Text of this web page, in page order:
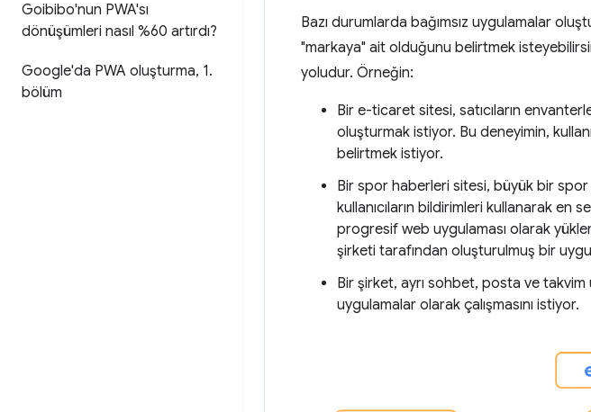
Goibibo'nun PWA'sı
dönüşümleri nasıl %60 artırdı?
Google'da PWA oluşturma, 1.
bölüm
Bazı durumlarda bağımsız uygulamalar
"markaya" ait olduğunu belirtmek
yoludur. Örneğin:
Bir e-ticaret sitesi, satıcıların
oluşturmak istiyor. Bu deneyimin,
belirtmek istiyor.
Bir spor haberleri sitesi, büyük bir
kullanıcıların bildirimleri kullanarak en
progresif web uygulaması olarak
şirketi tarafından oluşturulmuş bir
Bir şirket, ayrı sohbet, posta ve takvim
uygulamalar olarak çalışmasını istiyor.